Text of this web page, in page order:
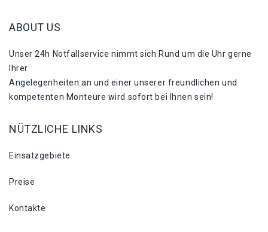
ABOUT US
Unser 24h Notfallservice nimmt sich Rund um die Uhr gerne
Ihrer
Angelegenheiten an und einer unserer freundlichen und
kompetenten Monteure wird sofort bei Ihnen sein!
NÜTZLICHE LINKS
Einsatzgebiete
Preise
Kontakte